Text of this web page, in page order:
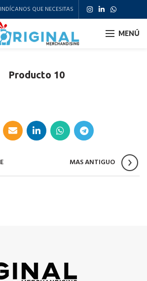
QUE NECESITAS
MENÚ
Producto 10
MAS ANTIGUO